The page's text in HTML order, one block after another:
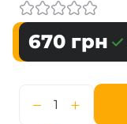
670 грн